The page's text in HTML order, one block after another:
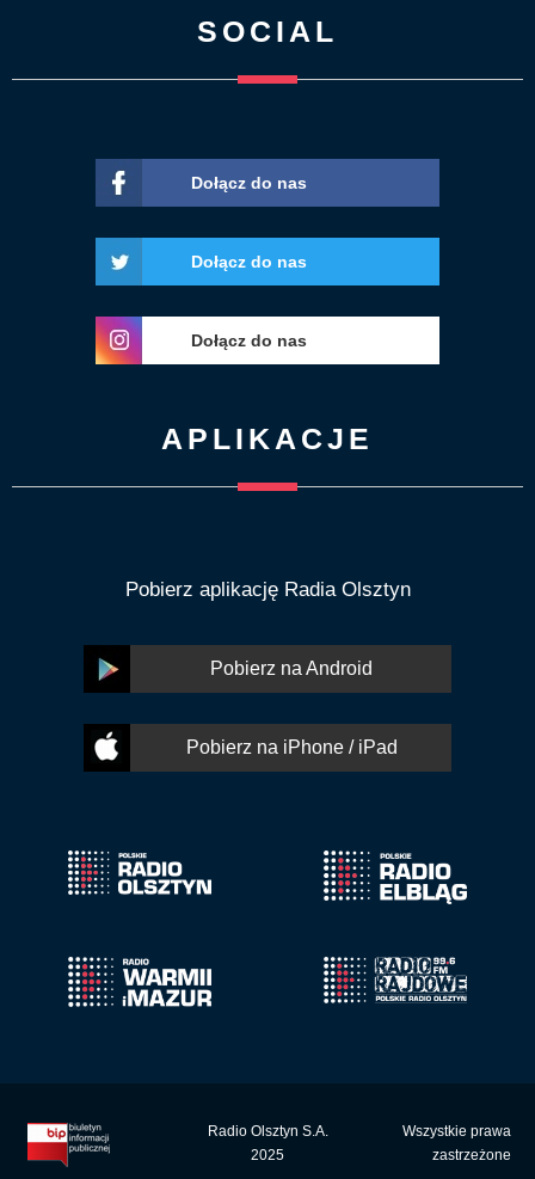
SOCIAL
Dołącz do nas
Dołącz do nas
Dołącz do nas
APLIKACJE
Pobierz aplikację Radia Olsztyn
Pobierz na Android
Pobierz na iPhone / iPad
Radio Olsztyn S.A.
2025
Wszystkie prawa
zastrzeżone